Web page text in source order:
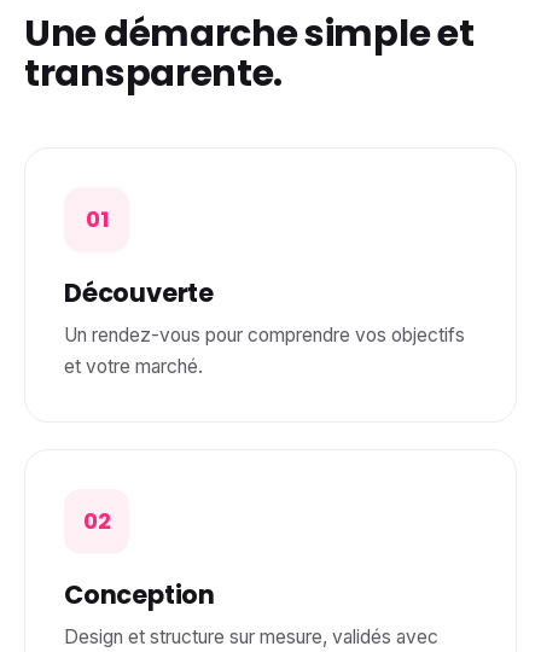
Une démarche simple et
transparente.
01
Découverte
Un rendez-vous pour comprendre vos objectifs
et votre marché.
02
Conception
Design et structure sur mesure, validés avec